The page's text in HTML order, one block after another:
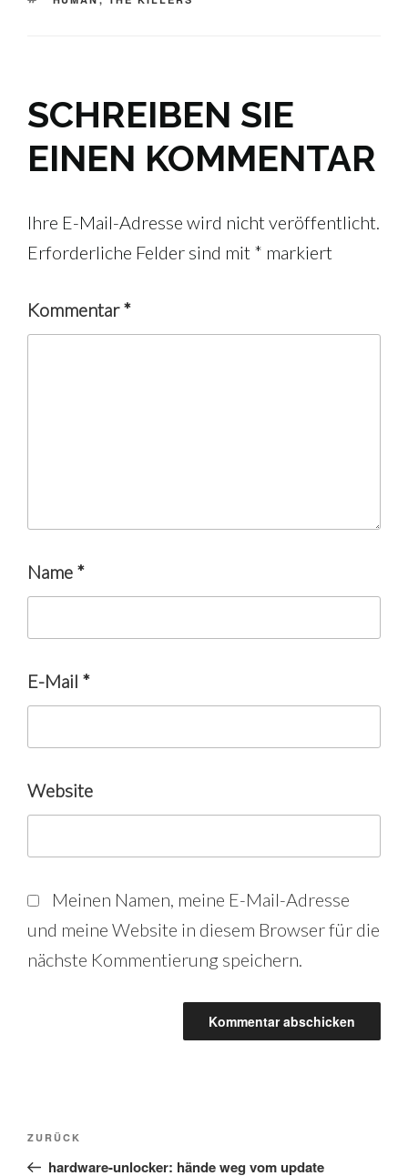
SCHREIBEN SIE
EINEN KOMMENTAR
Ihre E-Mail-Adresse wird nicht veröffentlicht.
Erforderliche Felder sind mit * markiert
Kommentar*
Name *
E-Mail *
Website
Meinen Namen, meine E-Mail-Adresse
und meine Website in diesem Browser für die
nächste Kommentierung speichern.
Beitrags-
Vorheriger
Beitrag
ZURÜCK
hardware-unlocker: hände weg vom update